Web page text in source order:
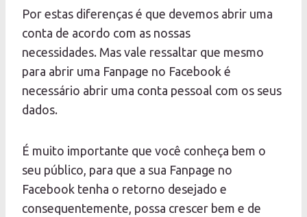
Por estas diferenças é que devemos abrir uma
conta de acordo com as nossas
necessidades. Mas vale ressaltar que mesmo
para abrir uma Fanpage no Facebook é
necessário abrir uma conta pessoal com os seus
dados.
É muito importante que você conheça bem o
seu público, para que a sua Fanpage no
Facebook tenha o retorno desejado e
consequentemente, possa crescer bem e de